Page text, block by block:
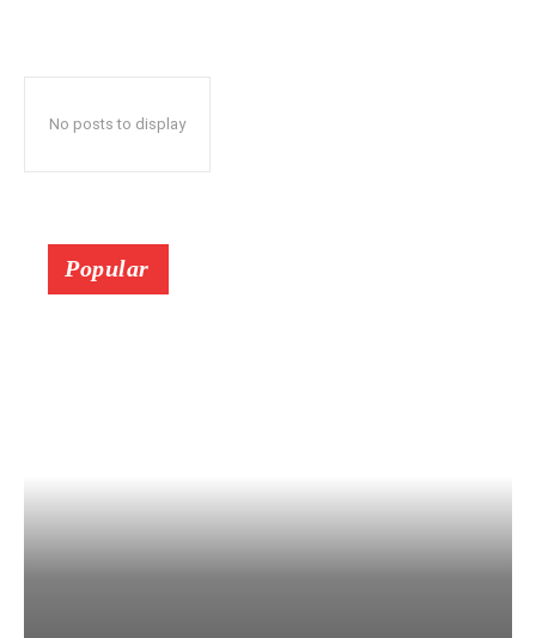
No posts to display
Popular